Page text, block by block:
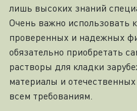
лишь высоких знаний
Очень важно использовать
проверенных и надежных
обязательно приобретать
растворы для кладки
материалы и
всем требованиям.